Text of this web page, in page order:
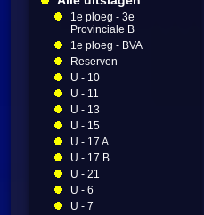
1e ploeg - 3e
Provinciale B
1e ploeg - BVA
Reserven
U - 10
U - 11
U - 13
U - 15
U - 17 A.
U - 17 B.
U - 21
U - 6
U - 7